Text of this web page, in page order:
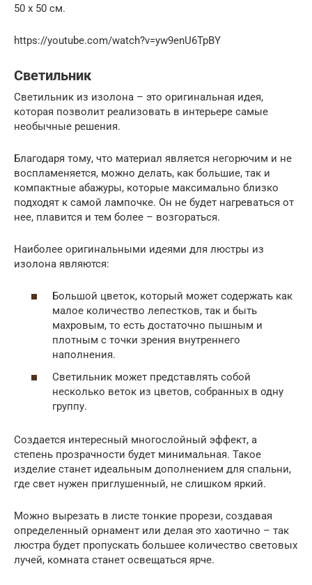
50 х 50 см.
https://youtube.com/watch?v=yw9enU6TpBY
Светильник
Светильник из изолона – это оригинальная идея,
которая позволит реализовать в интерьере самые
необычные решения.
Благодаря тому, что материал является негорючим и не
воспламеняется, можно делать, как большие, так и
компактные абажуры, которые максимально близко
подходят к самой лампочке. Он не будет нагреваться от
нее, плавится и тем более – возгораться.
Наиболее оригинальными идеями для люстры из
изолона являются:
Большой цветок, который может содержать как
малое количество лепестков, так и быть
махровым, то есть достаточно пышным и
плотным с точки зрения внутреннего
наполнения.
Светильник может представлять собой
несколько веток из цветов, собранных в одну
группу.
Создается интересный многослойный эффект, а
степень прозрачности будет минимальная. Такое
изделие станет идеальным дополнением для спальни,
где свет нужен приглушенный, не слишком яркий.
Можно вырезать в листе тонкие прорези, создавая
определенный орнамент или делая это хаотично – так
люстра будет пропускать большее количество световых
лучей, комната станет освещаться ярче.